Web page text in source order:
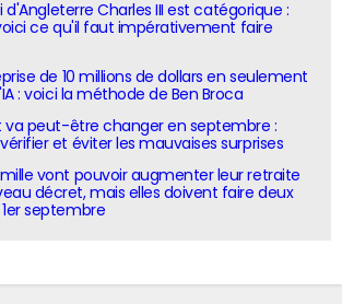
d'Angleterre Charles III est catégorique :
ce qu'il faut impérativement faire
de 10 millions de dollars en seulement
: voici la méthode de Ben Broca
va peut-être changer en septembre :
et éviter les mauvaises surprises
vont pouvoir augmenter leur retraite
décret, mais elles doivent faire deux
septembre